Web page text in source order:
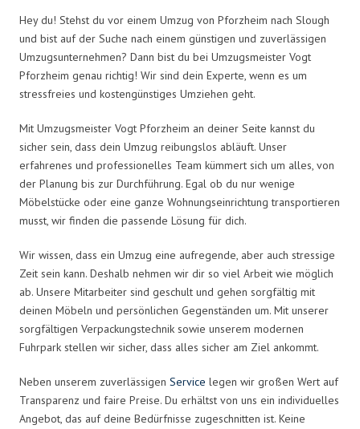
Hey du! Stehst du vor einem Umzug von Pforzheim nach Slough
und bist auf der Suche nach einem günstigen und zuverlässigen
Umzugsunternehmen? Dann bist du bei Umzugsmeister Vogt
Pforzheim genau richtig! Wir sind dein Experte, wenn es um
stressfreies und kostengünstiges Umziehen geht.
Mit Umzugsmeister Vogt Pforzheim an deiner Seite kannst du
sicher sein, dass dein Umzug reibungslos abläuft. Unser
erfahrenes und professionelles Team kümmert sich um alles, von
der Planung bis zur Durchführung. Egal ob du nur wenige
Möbelstücke oder eine ganze Wohnungseinrichtung transportieren
musst, wir finden die passende Lösung für dich.
Wir wissen, dass ein Umzug eine aufregende, aber auch stressige
Zeit sein kann. Deshalb nehmen wir dir so viel Arbeit wie möglich
ab. Unsere Mitarbeiter sind geschult und gehen sorgfältig mit
deinen Möbeln und persönlichen Gegenständen um. Mit unserer
sorgfältigen Verpackungstechnik sowie unserem modernen
Fuhrpark stellen wir sicher, dass alles sicher am Ziel ankommt.
Neben unserem zuverlässigen Service legen wir großen Wert auf
Transparenz und faire Preise. Du erhältst von uns ein individuelles
Angebot, das auf deine Bedürfnisse zugeschnitten ist. Keine